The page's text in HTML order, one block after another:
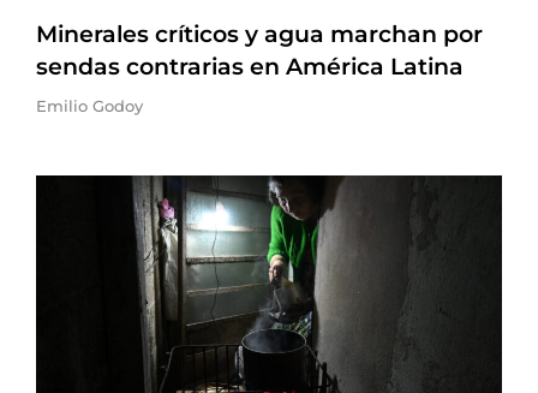
Minerales críticos y agua marchan por
sendas contrarias en América Latina
Emilio Godoy